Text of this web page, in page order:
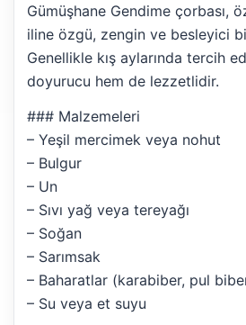
Gümüşhane Gendime çorbası,
iline özgü, zengin ve besleyici
Genellikle kış aylarında tercih
doyurucu hem de lezzetlidir.
### Malzemeleri
– Yeşil mercimek veya nohut
– Bulgur
– Un
– Sıvı yağ veya tereyağı
– Soğan
– Sarımsak
– Baharatlar (karabiber, pul
– Su veya et suyu